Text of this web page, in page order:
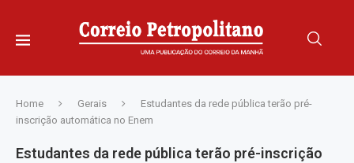
Home Gerais
Estudantes da rede pública terão pré-
inscrição automática no Enem
Estudantes da rede pública terão pré-inscrição